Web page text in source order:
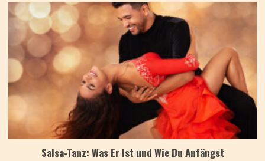
Salsa-Tanz: Was Er Ist und Wie Du Anfängst